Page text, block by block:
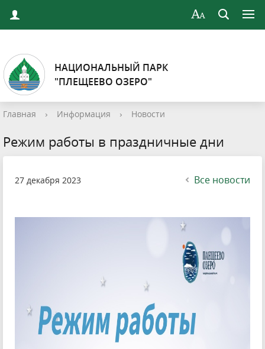
НАЦИОНАЛЬНЫЙ ПАРК
"ПЛЕЩЕЕВО ОЗЕРО"
Главная › Информация › Новости
Режим работы в праздничные дни
27 декабря 2023 Все новости